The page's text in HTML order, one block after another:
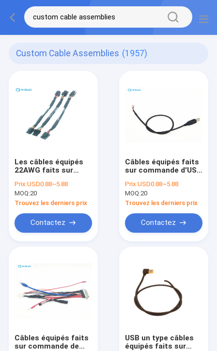
Custom Cable Assemblies (1957)
Les câbles équipés
22AWG faits sur
MOLEX 43025-0600
3.0mm lancent le
connecteur
Prix:USD0.88~5.88
MOQ:20
Trouvez les derniers prix
Contactez
Câbles équipés faits
sur commande d'USB
équipé de
connecteur de
lancement de
1.25mm
Prix:USD0.88~5.88
MOQ:20
Trouvez les derniers prix
Contactez
Câbles équipés faits
sur commande de
USB un type câbles
équipés faits sur